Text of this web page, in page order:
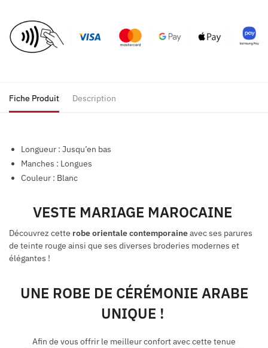
Fiche Produit Description
Longueur : Jusqu’en bas
Manches : Longues
Couleur : Blanc
VESTE MARIAGE MAROCAINE
Découvrez cette robe orientale contemporaineavec ses parures
de teinte rouge ainsi que ses diverses broderies modernes et
élégantes !
UNE ROBE DE CÉRÉMONIE ARABE
UNIQUE !
Afin de vous offrir le meilleur confort avec cette tenue